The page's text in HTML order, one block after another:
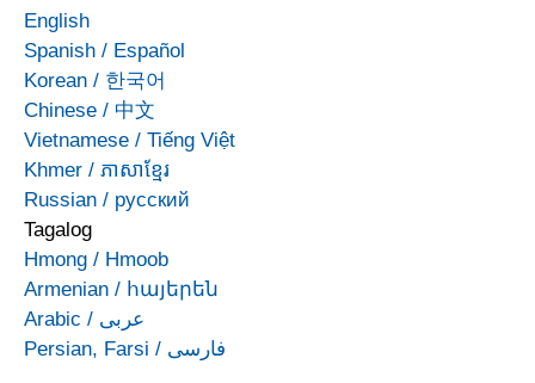
English
Spanish / Español
Korean / 한국어
Chinese / 中文
Vietnamese / Tiếng Việt
Khmer / ភាសាខ្មែរ
Russian / русский
Tagalog
Hmong / Hmoob
Armenian / հայերեն
Arabic / عربى
Persian, Farsi / فارسی